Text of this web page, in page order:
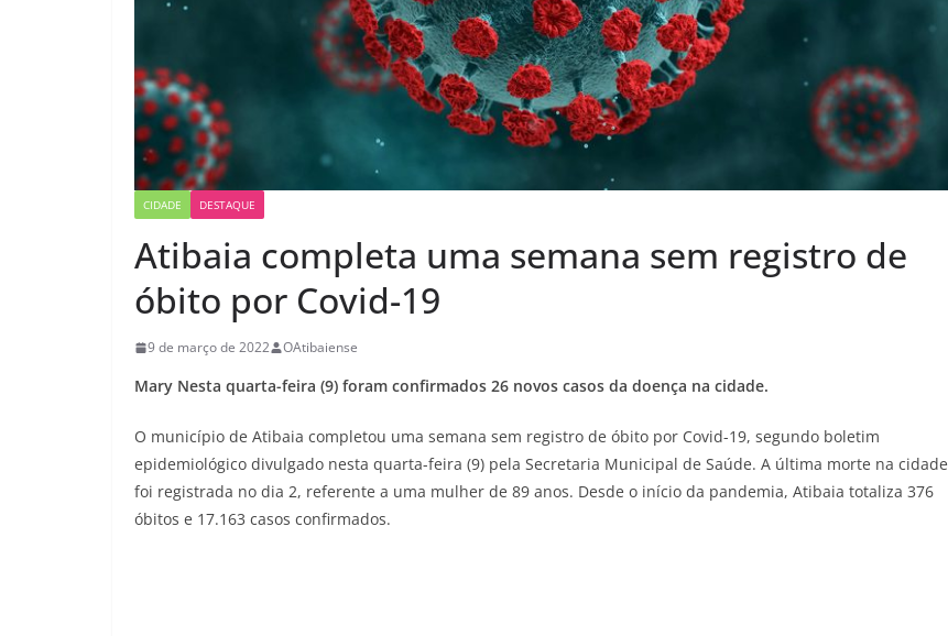
CIDADE DESTAQUE
Atibaia completa uma semana sem registro de
óbito por Covid-19
9 de março de 2022 OAtibaiense
Mary Nesta quarta-feira (9) foram confirmados 26 novos casos da doença na cidade.
O município de Atibaia completou uma semana sem registro de óbito por Covid-19, segundo boletim
epidemiológico divulgado nesta quarta-feira (9) pela Secretaria Municipal de Saúde. A última morte na cidade
foi registrada no dia 2, referente a uma mulher de 89 anos. Desde o início da pandemia, Atibaia totaliza 376
óbitos e 17.163 casos confirmados.